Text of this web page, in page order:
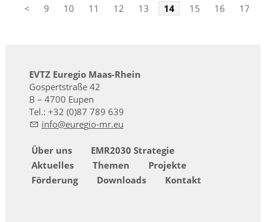
< 9 10 11 12 13 14 15 16 17
EVTZ Euregio Maas-Rhein
Gospertstraße 42
B – 4700 Eupen
Tel.: +32 (0)87 789 639
nf
r g -mr
Über uns
EMR2030 Strategie
Aktuelles
Themen
Projekte
Förderung
Downloads Kontakt